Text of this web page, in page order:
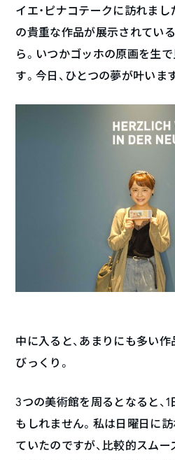
イエ・ピナコテークに訪れまし
の貴重な作品が展示されてい
ら。いつかゴッホの原画を生
す。今日、ひとつの夢が叶います
中に入ると、あまりにも多い
びっくり。
3つの美術館を周るとなると、
もしれません。私は日曜日に
ていたのですが、比較的スム